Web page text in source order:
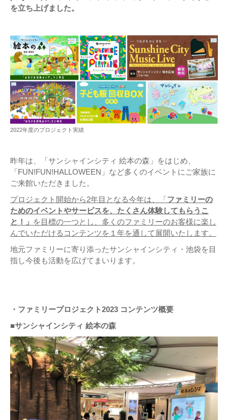
を立ち上げました。
2022年度のプロジェクト実績
昨年は、「サンシャインシティ 絵本の森」をはじめ、
「FUN!FUN!HALLOWEEN」など多くのイベントにご家族に
ご来館いただきました。
プロジェクト開始から2年目となる今年は、「ファミリーの
ためのイベントやサービスを、たくさん体験してもらうこ
と！」 を目標の一つとし、多くのファミリーのお客様に楽し
んでいただけるコンテンツを１年を通して展開いたします。
地元ファミリーに寄り添ったサンシャインシティ・池袋を目
指し今後も活動を広げてまいります。
・ファミリープロジェクト2023 コンテンツ概要
■サンシャインシティ 絵本の森